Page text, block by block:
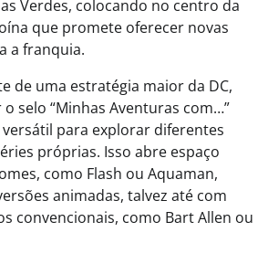
Verdes, colocando no centro da
que promete oferecer novas
a franquia.
de uma estratégia maior da DC,
selo “Minhas Aventuras com…”
para explorar diferentes
próprias. Isso abre espaço
como Flash ou Aquaman,
animadas, talvez até com
convencionais, como Bart Allen ou